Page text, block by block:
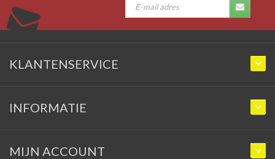
KLANTENSERVICE
INFORMATIE
MIJN ACCOUNT